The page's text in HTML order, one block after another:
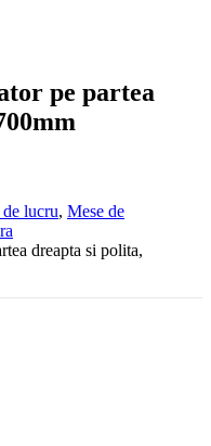
pe partea
lucru, Mese de
dreapta si polita,